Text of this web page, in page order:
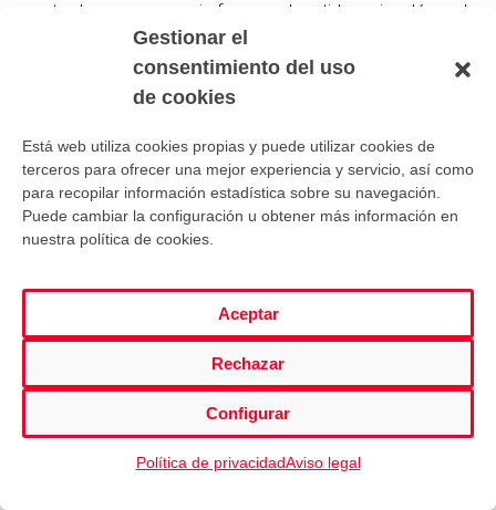
Gestionar el
consentimiento del uso
de cookies
Está web utiliza cookies propias y puede utilizar cookies de
terceros para ofrecer una mejor experiencia y servicio, así como
para recopilar información estadística sobre su navegación.
Puede cambiar la configuración u obtener más información en
nuestra política de cookies.
Aceptar
Rechazar
Configurar
Política de privacidadAviso legal
anotar. La consecuencia fue que el partido se igualó en el
marcador y el tercer cuarto finalizó con un ajustado 38-
Un 13-5 la primera mitad del último cuarto, cambió las
tornas y le dio a San Isidro una ventaja de 7 puntos.
Las nuestras no se rindieron y volvieron a acercarse en le
ponían el 59-52 definitivo.
Gran esfuerzo del equipo, que dominó durante 30 minutos
y mereció más.
A pesar de la derrota, las opciones de clasificación
siguen existiendo, a falta de tres jornadas para la